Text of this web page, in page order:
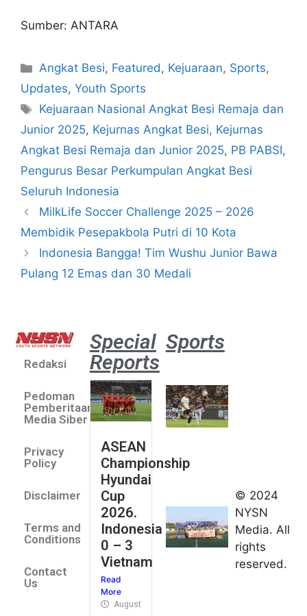
Sumber: ANTARA
Angkat Besi, Featured, Kejuaraan, Sports,
Updates, Youth Sports
Kejuaraan Nasional Angkat Besi Remaja dan
Junior 2025, Kejurnas Angkat Besi, Kejurnas
Angkat Besi Remaja dan Junior 2025, PB PABSI,
Pengurus Besar Perkumpulan Angkat Besi
Seluruh Indonesia
MilkLife Soccer Challenge 2025 – 2026
Membidik Pesepakbola Putri di 10 Kota
Indonesia Bangga! Tim Wushu Junior Bawa
Pulang 12 Emas dan 30 Medali
Redaksi
Pedoman
Pemberitaan
Media Siber
Privacy
Policy
Disclaimer
Terms and
Conditions
Contact
Us
Special
Reports
ASEAN
Championship
Hyundai
Cup
2026.
Indonesia
0 – 3
Vietnam
Read
More
August 4, 2026
Sports
umum
Kejurnas
Panahan
Junior di
Kudus
© 2024
NYSN
Media. All
rights
reserved.